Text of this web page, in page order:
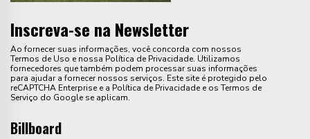
Inscreva-se na Newsletter
Ao fornecer suas informações, você concorda com nossos
Termos de Uso e nossa Política de Privacidade. Utilizamos
fornecedores que também podem processar suas informações
para ajudar a fornecer nossos serviços. Este site é protegido pelo
reCAPTCHA Enterprise e a Política de Privacidade e os Termos de
Serviço do Google se aplicam.
Billboard